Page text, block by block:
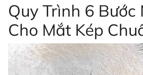
Quy Trình 6 Bước
Cho Mắt Kép